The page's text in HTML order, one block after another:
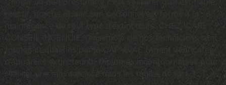
réactif, proche et que son personnel est formé à la
maintenance de tout type d’extincteurs. CHEZ ICARE
CONSEIL INCENDIE, l’ensemble de nos techniciens sont
formés et qualifiés par le CAP AVAE (Agent vérificateur
d’appareils extincteurs). Diplômes incontournables pour
réaliser une maintenance dans les règles de l’art. […]